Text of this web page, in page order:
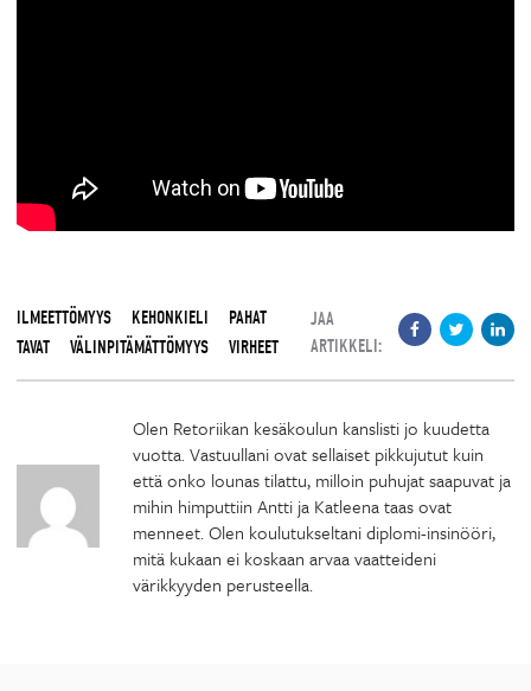
ILMEETTÖMYYS KEHONKIELI
PAHAT
TAVAT
VÄLINPITÄMÄTTÖMYYS VIRHEET
JAA
ARTIKKELI:
Olen Retoriikan kesäkoulun kanslisti jo kuudetta
vuotta. Vastuullani ovat sellaiset pikkujutut kuin
että onko lounas tilattu, milloin puhujat saapuvat ja
mihin himputtiin Antti ja Katleena taas ovat
menneet. Olen koulutukseltani diplomi-insinööri,
mitä kukaan ei koskaan arvaa vaatteideni
värikkyyden perusteella.